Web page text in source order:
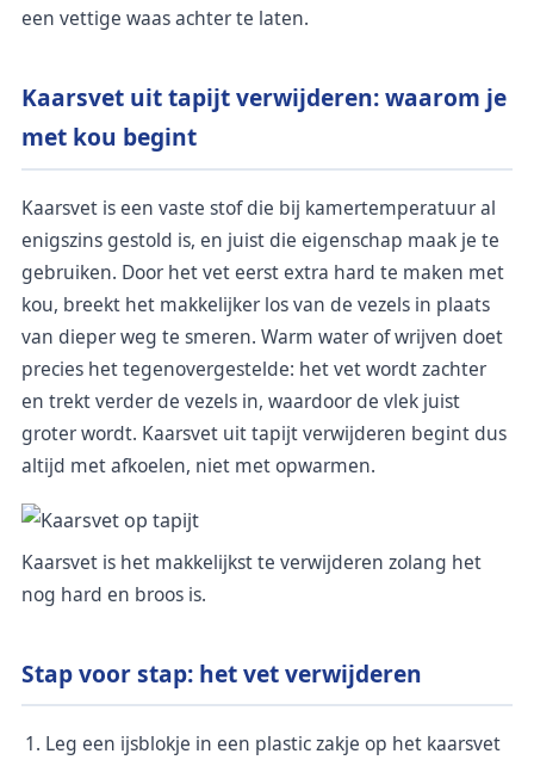
een vettige waas achter te laten.
Kaarsvet uit tapijt verwijderen: waarom je
met kou begint
Kaarsvet is een vaste stof die bij kamertemperatuur al
enigszins gestold is, en juist die eigenschap maak je te
gebruiken. Door het vet eerst extra hard te maken met
kou, breekt het makkelijker los van de vezels in plaats
van dieper weg te smeren. Warm water of wrijven doet
precies het tegenovergestelde: het vet wordt zachter
en trekt verder de vezels in, waardoor de vlek juist
groter wordt. Kaarsvet uit tapijt verwijderen begint dus
altijd met afkoelen, niet met opwarmen.
Kaarsvet is het makkelijkst te verwijderen zolang het
nog hard en broos is.
Stap voor stap: het vet verwijderen
Leg een ijsblokje in een plastic zakje op het kaarsvet